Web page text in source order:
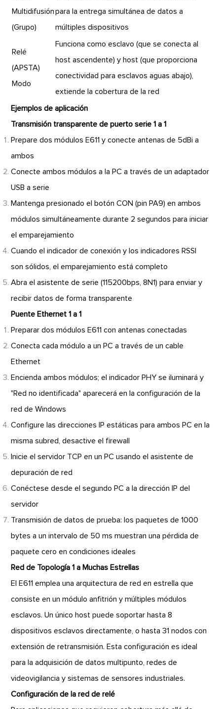
Multidifusión
(Grupo)
para la entrega simultánea de datos a
múltiples dispositivos
Relé
(APSTA)
Modo
Funciona como esclavo (que se conecta al
host ascendente) y host (que proporciona
conectividad para esclavos aguas abajo),
extiende la cobertura de la red
Ejemplos de aplicación
Transmisión transparente de puerto serie 1 a 1
Prepare dos módulos E611 y conecte antenas de 5dBi a
ambos
Conecte ambos módulos a la PC a través de un adaptador
USB a serie
Mantenga presionado el botón CON (pin PA9) en ambos
módulos simultáneamente durante 2 segundos para iniciar
el emparejamiento
Cuando el indicador de conexión y los indicadores RSSI
son sólidos, el emparejamiento está completo
Abra el asistente de serie (115200bps, 8N1) para enviar y
recibir datos de forma transparente
Puente Ethernet 1 a 1
Preparar dos módulos E611 con antenas conectadas
Conecta cada módulo a un PC a través de un cable
Ethernet
Encienda ambos módulos; el indicador PHY se iluminará y
"Red no identificada" aparecerá en la configuración de la
red de Windows
Configure las direcciones IP estáticas para ambos PC en la
misma subred, desactive el firewall
Inicie el servidor TCP en un PC usando el asistente de
depuración de red
Conéctese desde el segundo PC a la dirección IP del
servidor
Transmisión de datos de prueba: los paquetes de 1000
bytes a un intervalo de 50 ms muestran una pérdida de
paquete cero en condiciones ideales
Red de Topología 1 a Muchas Estrellas
El E611 emplea una arquitectura de red en estrella que
consiste en un módulo anfitrión y múltiples módulos
esclavos. Un único host puede soportar hasta 8
dispositivos esclavos directamente, o hasta 31 nodos con
extensión de retransmisión. Esta configuración es ideal
para la adquisición de datos multipunto, redes de
videovigilancia y sistemas de sensores industriales.
Configuración de la red de relé